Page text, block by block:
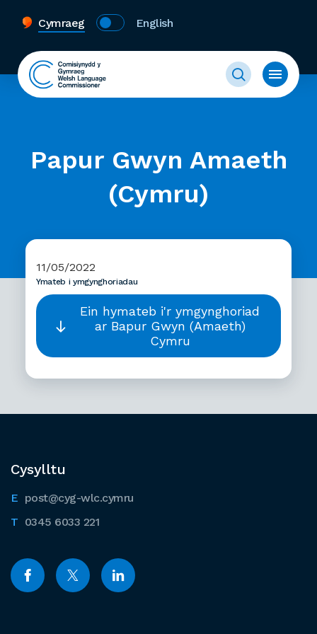
Cymraeg English
Papur Gwyn Amaeth
(Cymru)
11/05/2022
Ymateb i ymgynghoriadau
Ein hymateb i'r ymgynghoriad
ar Bapur Gwyn (Amaeth)
Cymru
Cysylltu
post@cyg-wlc.cymru
0345 6033 221